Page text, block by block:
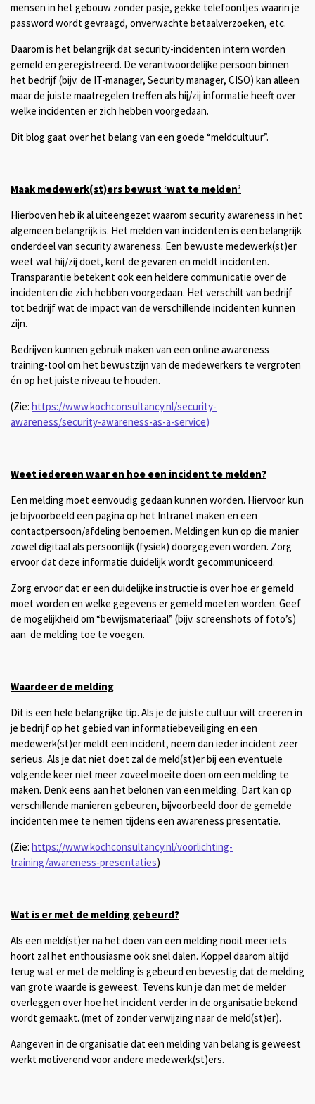
mensen in het gebouw zonder pasje, gekke telefoontjes waarin je
password wordt gevraagd, onverwachte betaalverzoeken, etc.
Daarom is het belangrijk dat security-incidenten intern worden
gemeld en geregistreerd. De verantwoordelijke persoon binnen
het bedrijf (bijv. de IT-manager, Security manager, CISO) kan alleen
maar de juiste maatregelen treffen als hij/zij informatie heeft over
welke incidenten er zich hebben voorgedaan.
Dit blog gaat over het belang van een goede “meldcultuur”.
Maak medewerk(st)ers bewust ‘wat te melden’
Hierboven heb ik al uiteengezet waarom security awareness in het
algemeen belangrijk is. Het melden van incidenten is een belangrijk
onderdeel van security awareness. Een bewuste medewerk(st)er
weet wat hij/zij doet, kent de gevaren en meldt incidenten.
Transparantie betekent ook een heldere communicatie over de
incidenten die zich hebben voorgedaan. Het verschilt van bedrijf
tot bedrijf wat de impact van de verschillende incidenten kunnen
zijn.
Bedrijven kunnen gebruik maken van een online awareness
training-tool om het bewustzijn van de medewerkers te vergroten
én op het juiste niveau te houden.
(Zie: https://www.kochconsultancy.nl/security-
awareness/security-awareness-as-a-service)
Weet iedereen waar en hoe een incident te melden?
Een melding moet eenvoudig gedaan kunnen worden. Hiervoor kun
je bijvoorbeeld een pagina op het Intranet maken en een
contactpersoon/afdeling benoemen. Meldingen kun op die manier
zowel digitaal als persoonlijk (fysiek) doorgegeven worden. Zorg
ervoor dat deze informatie duidelijk wordt gecommuniceerd.
Zorg ervoor dat er een duidelijke instructie is over hoe er gemeld
moet worden en welke gegevens er gemeld moeten worden. Geef
de mogelijkheid om “bewijsmateriaal” (bijv. screenshots of foto’s)
aan de melding toe te voegen.
Waardeer de melding
Dit is een hele belangrijke tip. Als je de juiste cultuur wilt creëren in
je bedrijf op het gebied van informatiebeveiliging en een
medewerk(st)er meldt een incident, neem dan ieder incident zeer
serieus. Als je dat niet doet zal de meld(st)er bij een eventuele
volgende keer niet meer zoveel moeite doen om een melding te
maken. Denk eens aan het belonen van een melding. Dart kan op
verschillende manieren gebeuren, bijvoorbeeld door de gemelde
incidenten mee te nemen tijdens een awareness presentatie.
(Zie: https://www.kochconsultancy.nl/voorlichting-
training/awareness-presentaties)
Wat is er met de melding gebeurd?
Als een meld(st)er na het doen van een melding nooit meer iets
hoort zal het enthousiasme ook snel dalen. Koppel daarom altijd
terug wat er met de melding is gebeurd en bevestig dat de melding
van grote waarde is geweest. Tevens kun je dan met de melder
overleggen over hoe het incident verder in de organisatie bekend
wordt gemaakt. (met of zonder verwijzing naar de meld(st)er).
Aangeven in de organisatie dat een melding van belang is geweest
werkt motiverend voor andere medewerk(st)ers.